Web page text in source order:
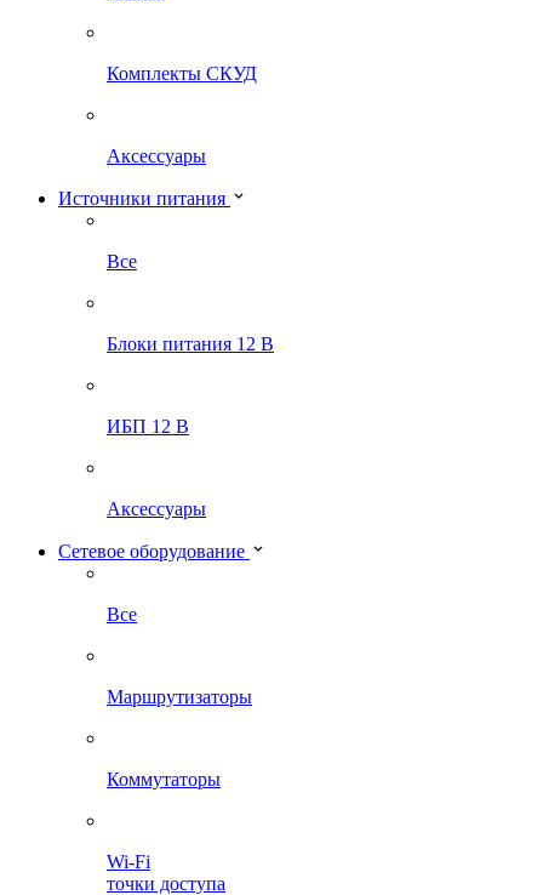
Комплекты СКУД
Аксессуары
Источники питания
Все
Блоки питания 12 В
ИБП 12 В
Аксессуары
Сетевое оборудование
Все
Маршрутизаторы
Коммутаторы
Wi-Fi
точки доступа